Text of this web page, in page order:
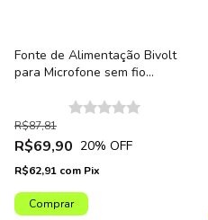
Fonte de Alimentação Bivolt
para Microfone sem fio
R$69,90
R$87,81
20% OFF
R$62,91 com Pix